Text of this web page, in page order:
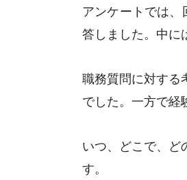
アンケートでは
答しました。中に
職務質問に対する
でした。一方で経
いつ、どこで、ど
す。